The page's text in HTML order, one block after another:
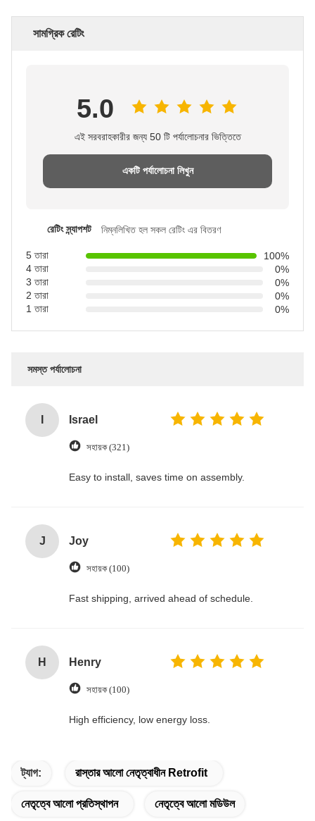
সামগ্রিক রেটিং
5.0
এই সরবরাহকারীর জন্য 50 টি পর্যালোচনার ভিত্তিতে
একটি পর্যালোচনা লিখুন
রেটিং স্ন্যাপশট নিম্নলিখিত হল সকল রেটিং এর বিতরণ
5 তারা
100%
4 তারা
0%
3 তারা
0%
2 তারা
0%
1 তারা
0%
সমস্ত পর্যালোচনা
Israel
সহায়ক (321)
Easy to install, saves time on assembly.
J Joy
সহায়ক (100)
Fast shipping, arrived ahead of schedule.
H Henry
সহায়ক (100)
High efficiency, low energy loss.
ট্যাগ: রাস্তার আলো নেতৃত্বাধীন Retrofit
নেতৃত্বে আলো প্রতিস্থাপন নেতৃত্বে আলো মডিউল